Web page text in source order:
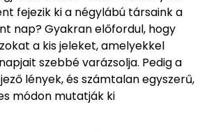
fejezik ki a négylábú társaink a
nap? Gyakran előfordul, hogy
a kis jeleket, amelyekkel
szebbé varázsolja. Pedig a
lények, és számtalan egyszerű,
módon mutatják ki